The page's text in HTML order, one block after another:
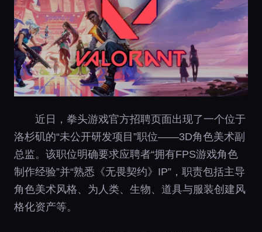
近日，拳头游戏官方招聘页面出现了一个位于
洛杉矶的“未公开研发项目”职位——3D角色美术副
总监。该职位明确要求应聘者“拥有FPS游戏角色
制作经验”并“熟悉《无畏契约》IP”，职责包括主导
角色美术风格、为人类、生物、道具与服装创建风
格化资产等。